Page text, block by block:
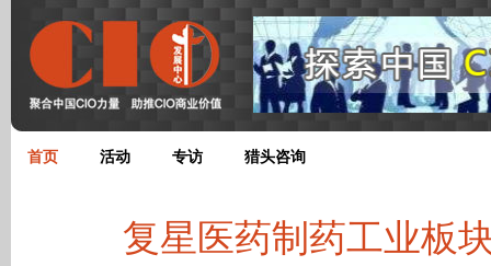
首页 活动 专访 猎头咨询
复星医药制药工业板